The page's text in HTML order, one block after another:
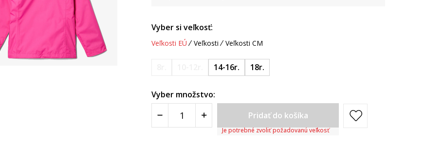
Vyber si veľkosť:
Veľkosti EÚ Veľkosti Veľkosti CM
14-16r. 18r.
Vyber množstvo:
Pridať do košíka
Je potrebné zvoliť požadovanú veľkosť